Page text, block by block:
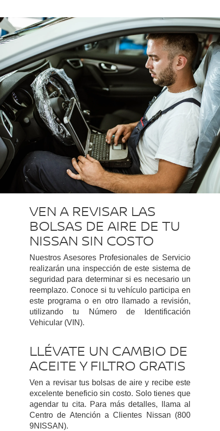
VEN A REVISAR LAS
BOLSAS DE AIRE DE TU
NISSAN SIN COSTO
Nuestros Asesores Profesionales de Servicio
realizarán una inspección de este sistema de
seguridad para determinar si es necesario un
reemplazo. Conoce si tu vehículo participa en
este programa o en otro llamado a revisión,
utilizando tu Número de Identificación
Vehicular (VIN).
LLÉVATE UN CAMBIO DE
ACEITE Y FILTRO GRATIS
Ven a revisar tus bolsas de aire y recibe este
excelente beneficio sin costo. Solo tienes que
agendar tu cita. Para más detalles, llama al
Centro de Atención a Clientes Nissan (800
9NISSAN).